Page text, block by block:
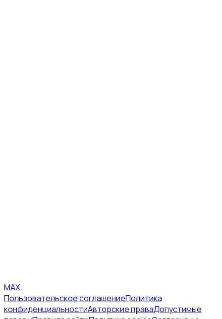
MAX
Пользовательское соглашениеПолитика
конфиденциальностиАвторские праваДопустимые